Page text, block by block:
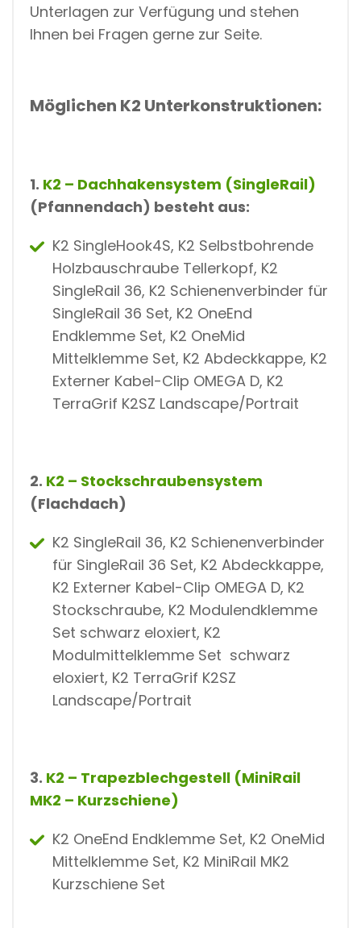
Unterlagen zur Verfügung und stehen
Ihnen bei Fragen gerne zur Seite.
Möglichen K2 Unterkonstruktionen:
1. K2 – Dachhakensystem (SingleRail)
(Pfannendach) besteht aus:
K2 SingleHook4S, K2 Selbstbohrende
Holzbauschraube Tellerkopf, K2
SingleRail 36, K2 Schienenverbinder für
SingleRail 36 Set, K2 OneEnd
Endklemme Set, K2 OneMid
Mittelklemme Set, K2 Abdeckkappe, K2
Externer Kabel-Clip OMEGA D, K2
TerraGrif K2SZ Landscape/Portrait
2. K2 – Stockschraubensystem
(Flachdach)
K2 SingleRail 36, K2 Schienenverbinder
für SingleRail 36 Set, K2 Abdeckkappe,
K2 Externer Kabel-Clip OMEGA D, K2
Stockschraube, K2 Modulendklemme
Set schwarz eloxiert, K2
Modulmittelklemme Set schwarz
eloxiert, K2 TerraGrif K2SZ
Landscape/Portrait
3. K2 – Trapezblechgestell (MiniRail
MK2 – Kurzschiene)
K2 OneEnd Endklemme Set, K2 OneMid
Mittelklemme Set, K2 MiniRail MK2
Kurzschiene Set